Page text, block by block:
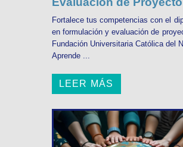
Fortalece tus competencias con el
en formulación y evaluación de
Fundación Universitaria Católica del
Aprende ...
LEER MÁS